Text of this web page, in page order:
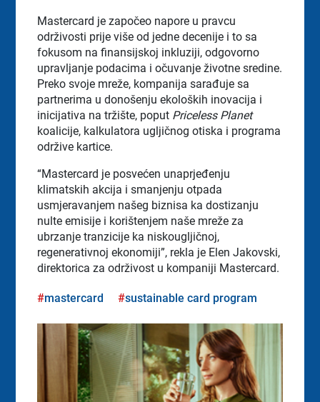
Mastercard je započeo napore u pravcu
održivosti prije više od jedne decenije i to sa
fokusom na finansijskoj inkluziji, odgovorno
upravljanje podacima i očuvanje životne sredine.
Preko svoje mreže, kompanija sarađuje sa
partnerima u donošenju ekoloških inovacija i
inicijativa na tržište, poput Priceless Planet
koalicije, kalkulatora ugljičnog otiska i programa
održive kartice.
“Mastercard je posvećen unaprjeđenju
klimatskih akcija i smanjenju otpada
usmjeravanjem našeg biznisa ka dostizanju
nulte emisije i korištenjem naše mreže za
ubrzanje tranzicije ka niskougljičnoj,
regenerativnoj ekonomiji”, rekla je Elen Jakovski,
direktorica za održivost u kompaniji Mastercard.
mastercard sustainable card program